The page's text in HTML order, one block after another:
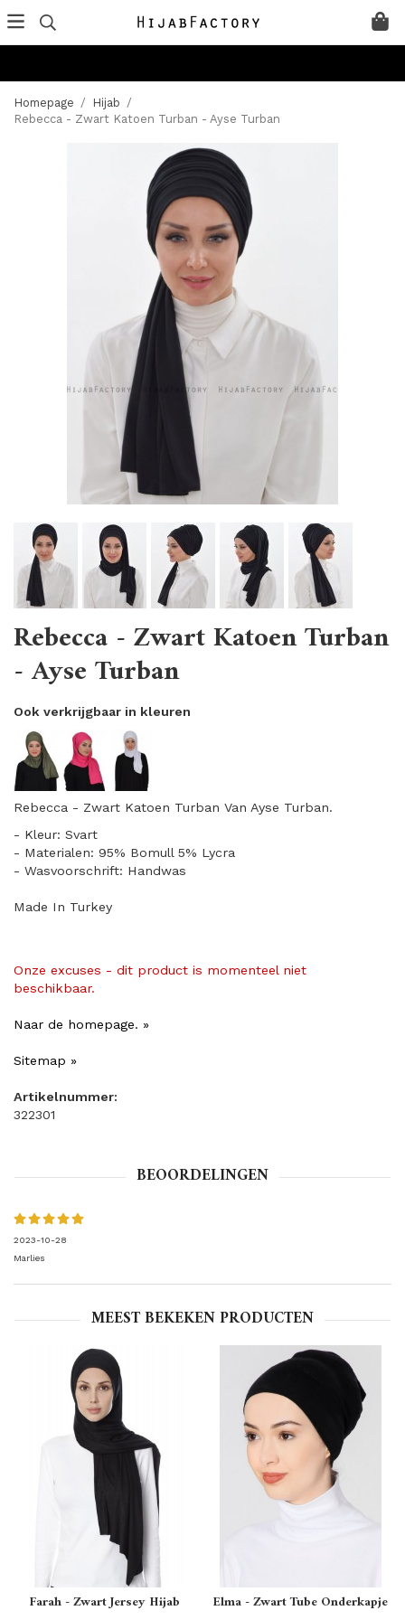
Homepage / Hijab /
Rebecca - Zwart Katoen Turban - Ayse Turban
Rebecca - Zwart Katoen Turban
- Ayse Turban
Ook verkrijgbaar in kleuren
Rebecca - Zwart Katoen Turban Van Ayse Turban.
- Kleur: Svart
- Materialen: 95% Bomull 5% Lycra
- Wasvoorschrift: Handwas
Made In Turkey
Onze excuses - dit product is momenteel niet
beschikbaar.
Naar de homepage. »
Sitemap »
Artikelnummer:
322301
BEOORDELINGEN
2023-10-28
Marlies
MEEST BEKEKEN PRODUCTEN
Farah - Zwart Jersey Hijab Elma - Zwart Tube Onderkapje